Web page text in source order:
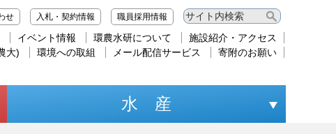
せ 入札・契約情報 職員採用情報
イベント情報 環農水研について
施設紹介・アクセス
大) 環境への取組 メール配信サービス 寄附のお願い
水 産